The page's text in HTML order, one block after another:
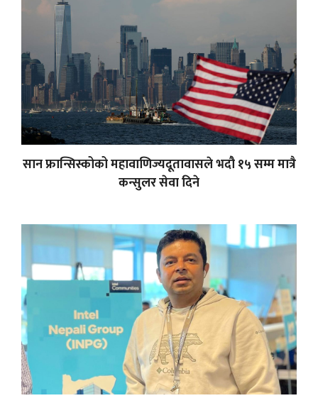
सान फ्रान्सिस्कोको महावाणिज्यदूतावासले भदौ १५ सम्म मात्रै
कन्सुलर सेवा दिने